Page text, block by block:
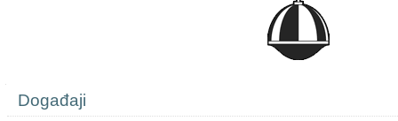
Događaji